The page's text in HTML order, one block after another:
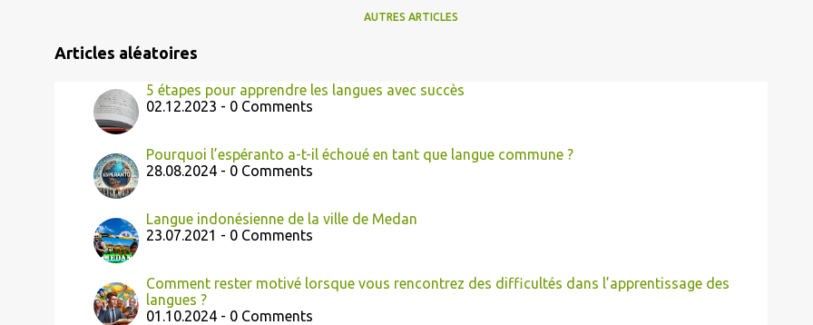
AUTRES ARTICLES
Articles aléatoires
5 étapes pour apprendre les langues avec succès
02.12.2023 - 0 Comments
Pourquoi l’espéranto a-t-il échoué en tant que langue commune ?
28.08.2024 - 0 Comments
Langue indonésienne de la ville de Medan
23.07.2021 - 0 Comments
Comment rester motivé lorsque vous rencontrez des difficultés dans l’apprentissage des
langues ?
01.10.2024 - 0 Comments